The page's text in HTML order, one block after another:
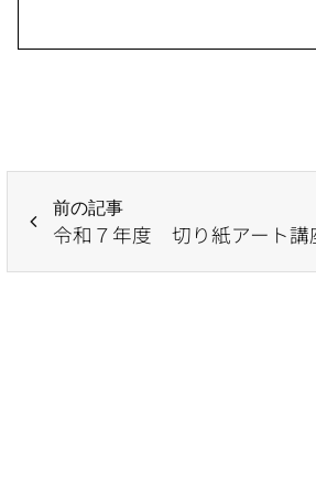
前の記事
令和７年度 切り紙アート講